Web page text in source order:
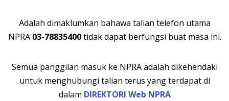
Adalah dimaklumkan bahawa talian telefon utama
NPRA 03-78835400tidak dapat berfungsi buat masa ini.
Semua panggilan masuk ke NPRA adalah dikehendaki
untuk menghubungi talian terus yang terdapat di
dalam DIREKTORI Web NPRA